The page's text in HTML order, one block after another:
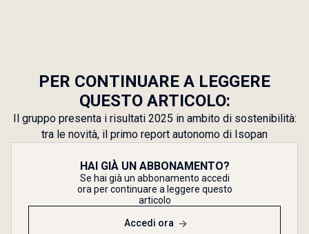
PER CONTINUARE A LEGGERE
QUESTO ARTICOLO:
Il gruppo presenta i risultati 2025 in ambito di sostenibilità:
tra le novità, il primo report autonomo di Isopan
HAI GIÀ UN ABBONAMENTO?
Se hai già un abbonamento accedi
ora per continuare a leggere questo
articolo
Accedi ora